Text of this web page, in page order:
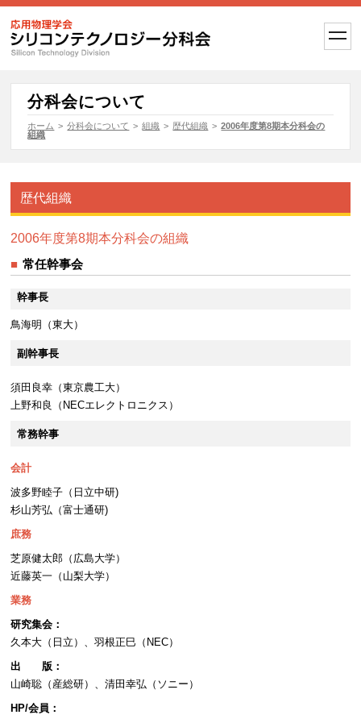
t
o
l
t
n
分科会について
ホーム > 分科会について > 組織 > 歴代組織 > 2006年度第8期本分科会の
組織
歴代組織
2006年度第8期本分科会の組織
常任幹事会
幹事長
鳥海明（東大）
副幹事長
須田良幸（東京農工大）
上野和良（NECエレクトロニクス）
常務幹事
会計
波多野睦子（日立中研)
杉山芳弘（富士通研)
庶務
芝原健太郎（広島大学）
近藤英一（山梨大学）
業務
研究集会：
久本大（日立）、羽根正巳（NEC）
出 版：
山崎聡（産総研）、清田幸弘（ソニー）
HP/会員：